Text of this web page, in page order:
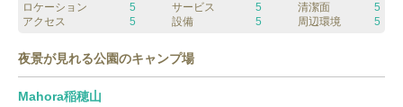
ロケーション 5 サービス 5 清潔面
5
アクセス
5 設備 5 周辺環境 5
夜景が見れる公園のキャンプ場
Mahora稲穂山